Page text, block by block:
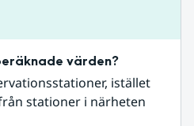
värden?
istället
stationer i närheten